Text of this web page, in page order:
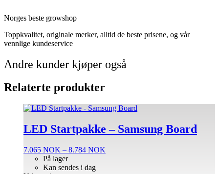
Norges beste growshop
Toppkvalitet, originale merker, alltid de beste prisene, og vår
vennlige kundeservice
Andre kunder kjøper også
Relaterte produkter
LED Startpakke – Samsung Board
7.065 NOK – 8.784 NOK
På lager
Kan sendes i dag
Dette
har
flere
Alternativene
velges